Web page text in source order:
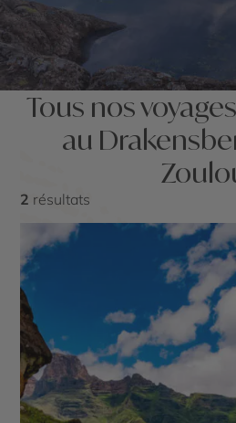
Tous nos
au
2 résultats